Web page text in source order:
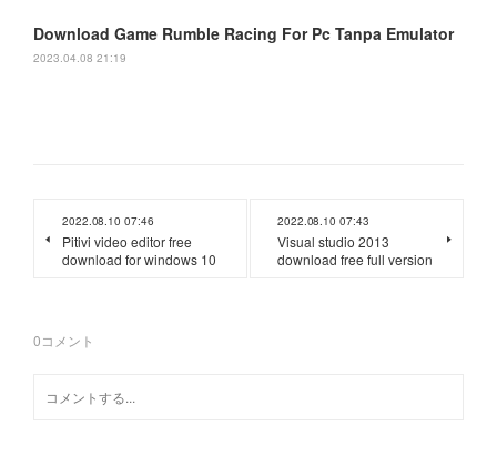
Download Game Rumble Racing For Pc Tanpa Emulator
2023.04.08 21:19
2022.08.10 07:46
Pitivi video editor free
download for windows 10
2022.08.10 07:43
Visual studio 2013
download free full version
0コメント